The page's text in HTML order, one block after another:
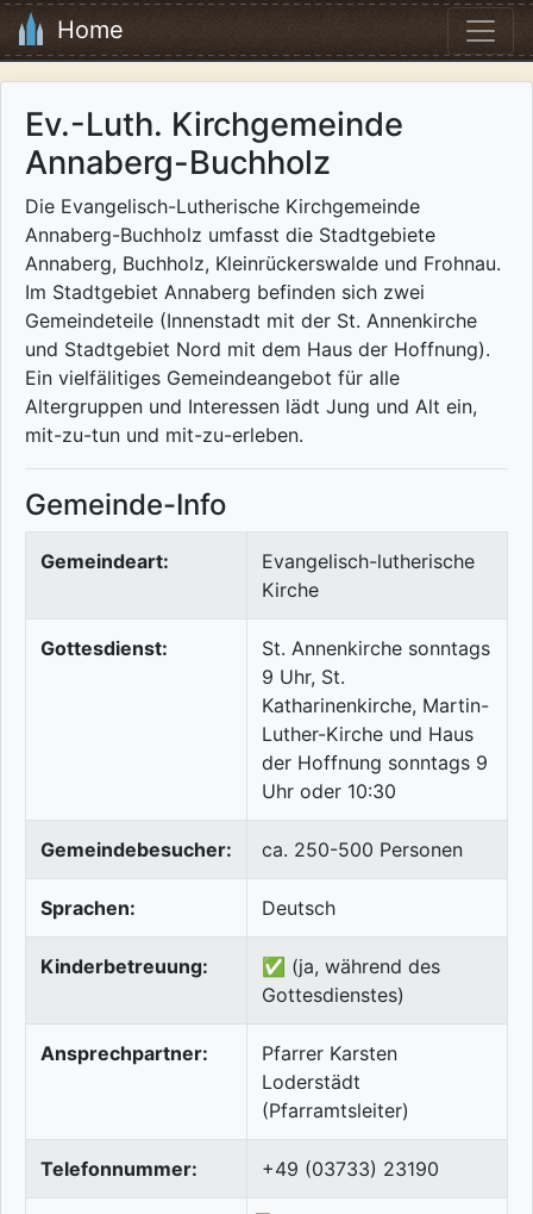
Home
Ev.-Luth. Kirchgemeinde
Annaberg-Buchholz
Die Evangelisch-Lutherische Kirchgemeinde
Annaberg-Buchholz umfasst die Stadtgebiete
Annaberg, Buchholz, Kleinrückerswalde und Frohnau.
Im Stadtgebiet Annaberg befinden sich zwei
Gemeindeteile (Innenstadt mit der St. Annenkirche
und Stadtgebiet Nord mit dem Haus der Hoffnung).
Ein vielfälitiges Gemeindeangebot für alle
Altergruppen und Interessen lädt Jung und Alt ein,
mit-zu-tun und mit-zu-erleben.
Gemeinde-Info
Gemeindeart:
Evangelisch-lutherische
Kirche
Gottesdienst:
St. Annenkirche sonntags
9 Uhr, St.
Katharinenkirche, Martin-
Luther-Kirche und Haus
der Hoffnung sonntags 9
Uhr oder 10:30
Gemeindebesucher: ca. 250-500 Personen
Sprachen: Deutsch
Kinderbetreuung:
✅ (ja, während des
Gottesdienstes)
Ansprechpartner:
Pfarrer Karsten
Loderstädt
(Pfarramtsleiter)
Telefonnummer: +49 (03733) 23190